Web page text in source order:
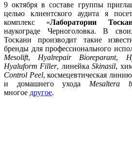
9 октября в составе группы
целью клиентского аудита я
комплекс «Лаборатории
наукограде Черноголовка. В
Тоскани производит такие
бренды для профессионального
Mesolift, Hyalrepair Bioreparant,
Hyaluform Filler, линейкаSkinasil,
Control Peel, космецевтическая
и домашнего ухода Mesaltera
многое другое.